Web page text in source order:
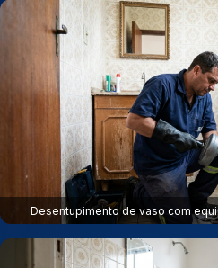
Desentupimento de vaso com